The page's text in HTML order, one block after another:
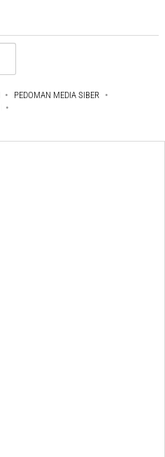
PEDOMAN MEDIA SIBER